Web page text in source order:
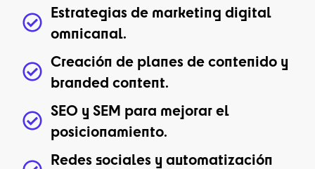
Estrategias de marketing digital
omnicanal.
Creación de planes de contenido y
branded content.
SEO y SEM para mejorar el
posicionamiento.
Redes sociales y automatización